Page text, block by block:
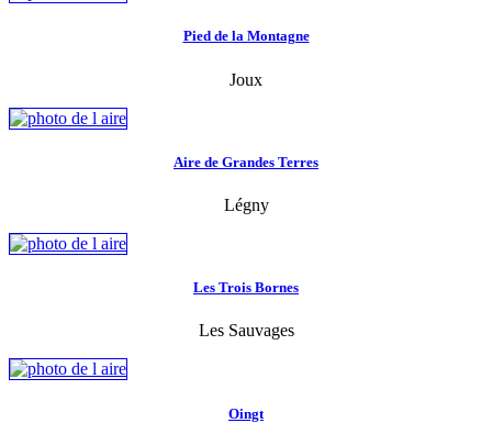
Pied de la Montagne
Joux
Aire de Grandes Terres
Légny
Les Trois Bornes
Les Sauvages
Oingt